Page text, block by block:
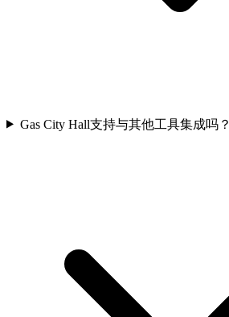
Gas City Hall支持与其他工具集成吗？